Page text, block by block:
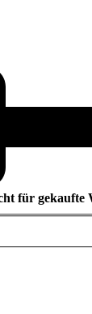
für gekaufte